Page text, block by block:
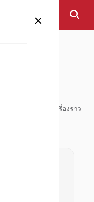
ดตและติดตามทุกเรื่องราว